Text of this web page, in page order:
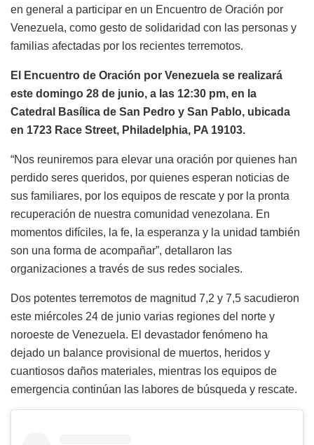
en general a participar en un Encuentro de Oración por
Venezuela, como gesto de solidaridad con las personas y
familias afectadas por los recientes terremotos.
El Encuentro de Oración por Venezuela se realizará
este domingo 28 de junio, a las 12:30 pm, en la
Catedral Basílica de San Pedro y San Pablo, ubicada
en 1723 Race Street, Philadelphia, PA 19103.
“Nos reuniremos para elevar una oración por quienes han
perdido seres queridos, por quienes esperan noticias de
sus familiares, por los equipos de rescate y por la pronta
recuperación de nuestra comunidad venezolana. En
momentos difíciles, la fe, la esperanza y la unidad también
son una forma de acompañar”, detallaron las
organizaciones a través de sus redes sociales.
Dos potentes terremotos de magnitud 7,2 y 7,5 sacudieron
este miércoles 24 de junio varias regiones del norte y
noroeste de Venezuela. El devastador fenómeno ha
dejado un balance provisional de muertos, heridos y
cuantiosos daños materiales, mientras los equipos de
emergencia continúan las labores de búsqueda y rescate.